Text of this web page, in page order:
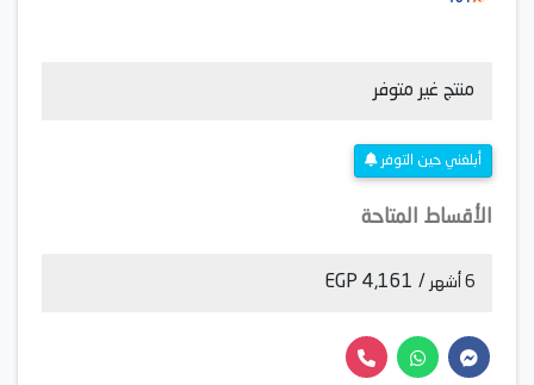
منتج غير متوفر
أبلغني حين التوفر
الأقساط المتاحة
6 أشهر / 4,161 EGP